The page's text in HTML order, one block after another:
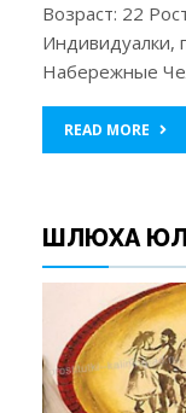
Возраст: 22
Индивидуалки,
Набережные
READ MORE
ШЛЮХА